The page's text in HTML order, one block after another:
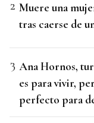
Muere una
tras caerse de
Ana Hornos,
es para vivir,
perfecto para